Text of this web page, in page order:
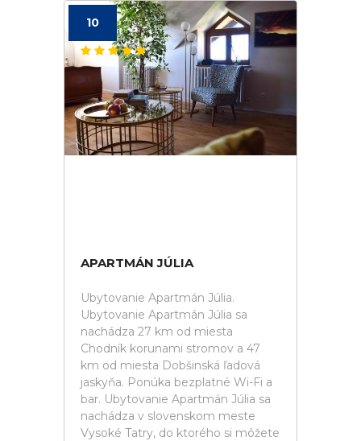
10
APARTMÁN JÚLIA
Ubytovanie Apartmán Júlia.
Ubytovanie Apartmán Júlia sa
nachádza 27 km od miesta
Chodník korunami stromov a 47
km od miesta Dobšinská ľadová
jaskyňa. Ponúka bezplatné Wi-Fi a
bar. Ubytovanie Apartmán Júlia sa
nachádza v slovenskom meste
Vysoké Tatry, do ktorého si môžete